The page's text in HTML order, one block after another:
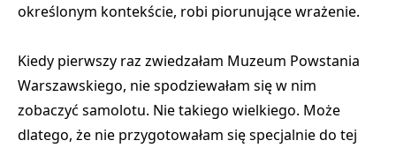
określonym kontekście, robi piorunujące wrażenie.
Kiedy pierwszy raz zwiedzałam Muzeum Powstania
Warszawskiego, nie spodziewałam się w nim
zobaczyć samolotu. Nie takiego wielkiego. Może
dlatego, że nie przygotowałam się specjalnie do tej